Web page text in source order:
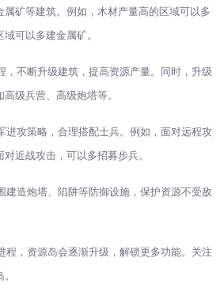
矿等建筑。例如，木材产量高的区域可以多
可以多建金属矿。
，不断升级建筑，提高资源产量。同时，升级
级兵营、高级炮塔等。
进攻策略，合理搭配士兵。例如，面对远程攻
近战攻击，可以多招募步兵。
建造炮塔、陷阱等防御设施，保护资源不受敌
程，资源岛会逐渐升级，解锁更多功能。关注